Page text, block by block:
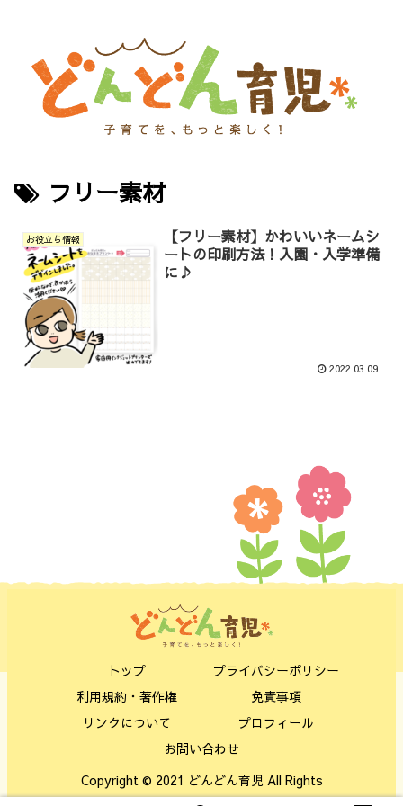
フリー素材
お役立ち情報
【フリー素材】かわいいネームシ
ートの印刷方法！入園・入学準備
に♪
2022.03.09
トップ
プライバシーポリシー
利用規約・著作権
免責事項
リンクについて
プロフィール
お問い合わせ
Copyright © 2021 どんどん育児 All Rights